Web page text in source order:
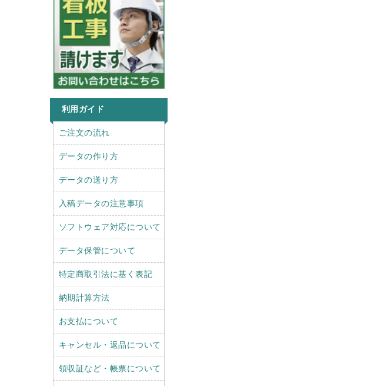
利用ガイド
r
ご注文の流れ
データの作り方
データの送り方
入稿データの注意事項
ソフトウェア対応について
データ保管について
特定商取引法に基く表記
納期計算方法
お支払について
キャンセル・返品について
領収証など・帳票について